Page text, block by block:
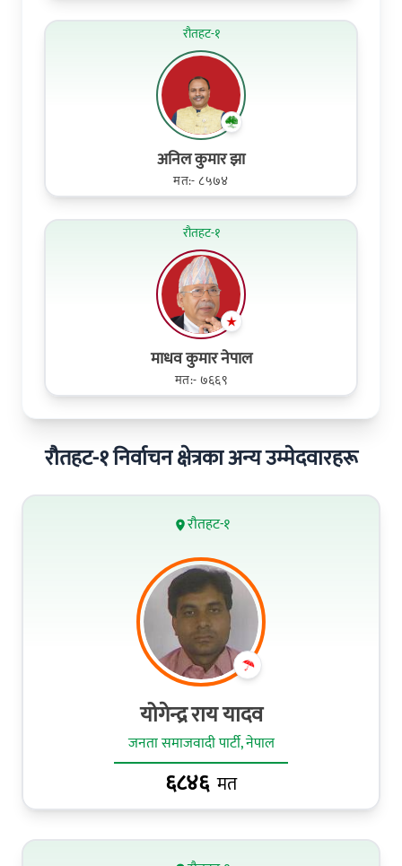
रौतहट-१
अनिल कुमार झा
मत:- ८५७४
रौतहट-१
माधव कुमार नेपाल
मत:- ७६६९
रौतहट-१ निर्वाचन क्षेत्रका अन्य उम्मेदवारहरू
रौतहट-१
योगेन्द्र राय यादव
जनता समाजवादी पार्टी, नेपाल
६८४६ मत